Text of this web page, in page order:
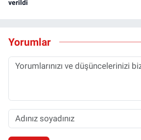
verildi
Yorumlar